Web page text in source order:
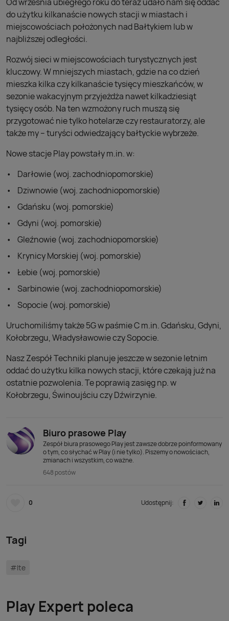
do użytku kilkanaście nowych stacji w miastach i
miejscowościach położonych nad Bałtykiem lub w
najbliższej odległości.
Rozwój sieci w miejscowościach turystycznych jest
kluczowy. W mniejszych miastach, gdzie na co dzień
mieszka kilka czy kilkanaście tysięcy mieszkańców, w
sezonie wakacyjnym przyjeżdża nawet kilkadziesiąt
tysięcy osób. Na ten wzmożony ruch muszą się
przygotować nie tylko hotelarze czy restauratorzy, ale
także my – turyści odwiedzający bałtyckie wybrzeże.
Nowe stacje Play powstały m.in. w:
Darłowie (woj. zachodniopomorskie)
Dziwnowie (woj. zachodniopomorskie)
Gdańsku (woj. pomorskie)
Gdyni (woj. pomorskie)
Gleźnowie (woj. zachodniopomorskie)
Krynicy Morskiej (woj. pomorskie)
Łebie (woj. pomorskie)
Sarbinowie (woj. zachodniopomorskie)
Sopocie (woj. pomorskie)
Uruchomiliśmy także 5G w paśmie C m.in. Gdańsku, Gdyni,
Kołobrzegu, Władysławowie czy Sopocie.
Nasz Zespół Techniki planuje jeszcze w sezonie letnim
oddać do użytku kilka nowych stacji, które czekają już na
ostatnie pozwolenia. Te poprawią zasięg np. w
Kołobrzegu, Świnoujściu czy Dźwirzynie.
Biuro prasowe Play
Zespół biura prasowego Play jest zawsze dobrze poinformowany
o tym, co słychać w Play (i nie tylko). Piszemy o nowościach,
zmianach i wszystkim, co ważne.
648 postów
0 Udostępnij:
Tagi
#lte
Play Expert poleca